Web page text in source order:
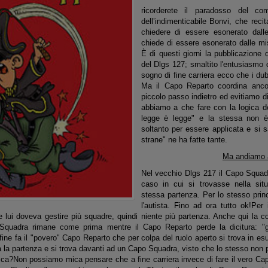
ricorderete il paradosso del
dell’indimenticabile Bonvi, che
chiedere di essere esonerato
chiede di essere esonerato dalle
È di questi giorni la pubblicazione
del Dlgs 127; smaltito
sogno di fine carriera ecco che i
Ma il Capo Reparto coordina
piccolo passo indietro ed evitiamo
abbiamo a che fare con la logica
legge è legge" e la stessa non
soltanto per essere applicata e si
strane" ne ha fatte tante.
Ma
Nel vecchio Dlgs 217 il Capo
caso in cui si trovasse nella
stessa partenza. Per lo stesso
l'autista. Fino ad ora tutto
lui doveva gestire più squadre, quindi niente più partenza. Anche qui la
rimane come prima mentre il Capo Reparto perde la dicitura:
fa il "povero" Capo Reparto che per colpa del ruolo aperto si trova in
la partenza e si trova davanti ad un Capo Squadra, visto che lo stesso non
possiamo mica pensare che a fine carriera invece di fare il vero